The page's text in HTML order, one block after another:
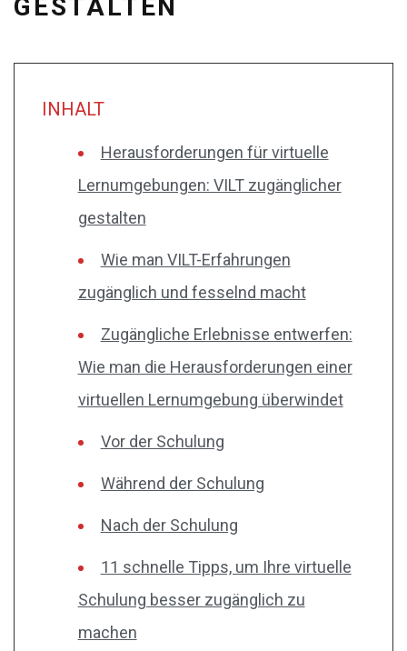
GESTALTEN
INHALT
Herausforderungen für virtuelle
Lernumgebungen: VILT zugänglicher
gestalten
Wie man VILT-Erfahrungen
zugänglich und fesselnd macht
Zugängliche Erlebnisse entwerfen:
Wie man die Herausforderungen einer
virtuellen Lernumgebung überwindet
Vor der Schulung
Während der Schulung
Nach der Schulung
11 schnelle Tipps, um Ihre virtuelle
Schulung besser zugänglich zu
machen